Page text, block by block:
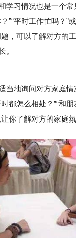
习情况也是一个常
”“平时工作忙吗？”
，可以了解对方的
。
地询问对方家庭情
都怎么相处？”“和
你了解对方的家庭